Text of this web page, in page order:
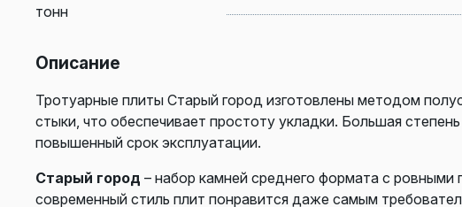
тонн
Описание
Тротуарные плиты Старый город изготовлены методом
стыки, что обеспечивает простоту укладки. Большая
повышенный срок эксплуатации.
Старый город – набор камней среднего формата с
современный стиль плит понравится даже самым